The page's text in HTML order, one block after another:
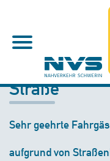
Linie 14 -
Straße
Sehr geehrte
aufgrund von